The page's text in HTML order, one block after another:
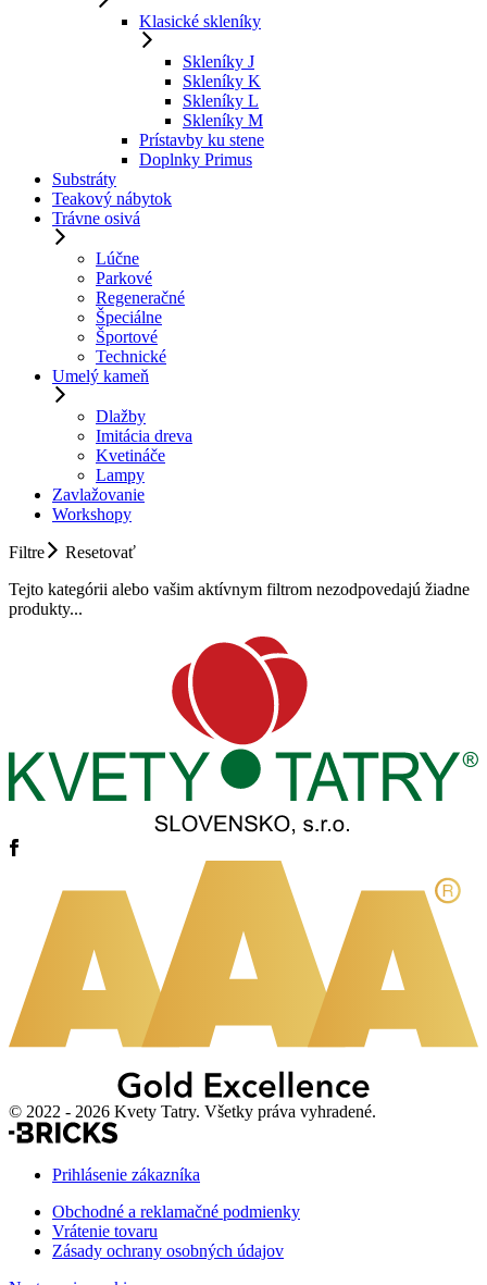
Klasické skleníky
Skleníky J
Skleníky K
Skleníky L
Skleníky M
Prístavby ku stene
Doplnky Primus
Substráty
Teakový nábytok
Trávne osivá
Lúčne
Parkové
Regeneračné
Špeciálne
Športové
Technické
Umelý kameň
Dlažby
Imitácia dreva
Kvetináče
Lampy
Zavlažovanie
Workshopy
Filtre
Resetovať
Tejto kategórii alebo vašim aktívnym filtrom nezodpovedajú žiadne
produkty...
© 2022 - 2026 Kvety Tatry. Všetky práva vyhradené.
Prihlásenie zákazníka
Obchodné a reklamačné podmienky
Vrátenie tovaru
Zásady ochrany osobných údajov